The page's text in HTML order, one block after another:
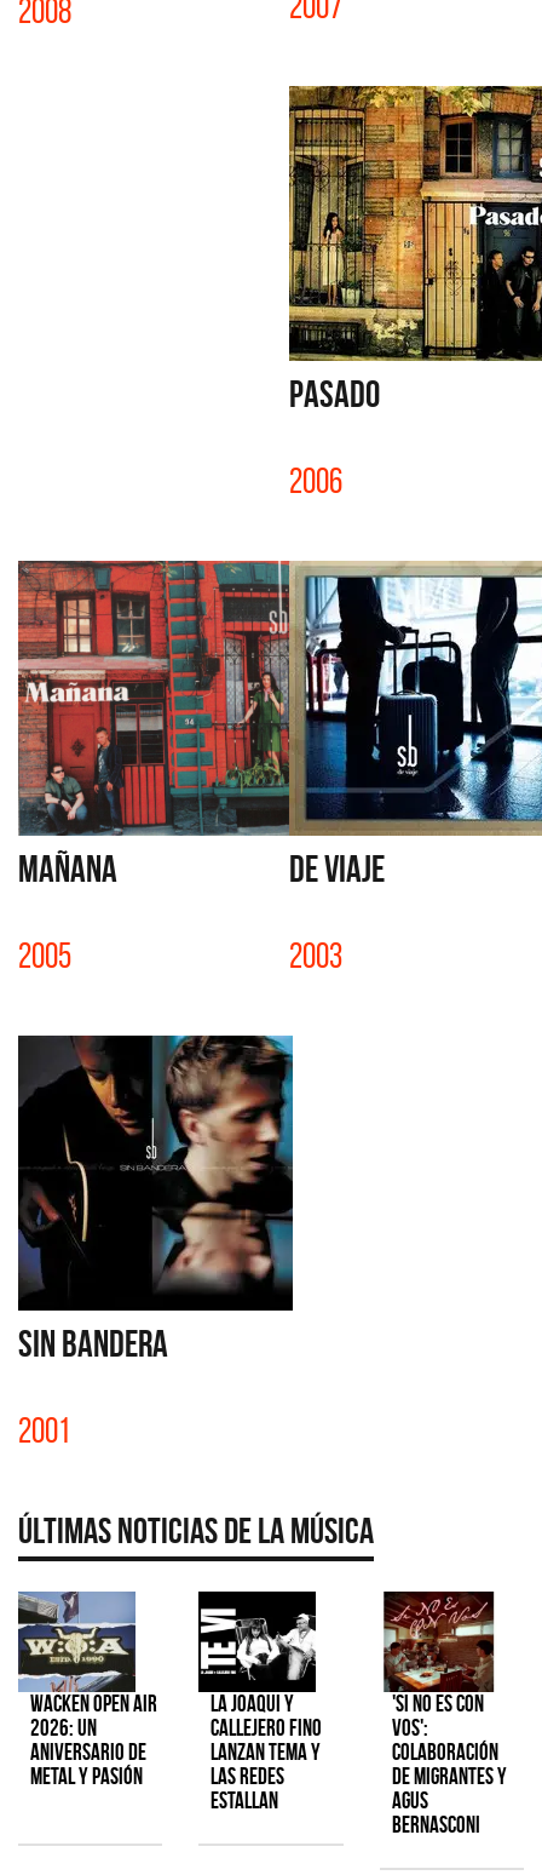
2008
PASADO
2006
MAÑANA
2005
DE VIAJE
2003
SIN BANDERA
2001
Últimas Noticias de la Música
Wacken Open Air
2026: Un
aniversario de
metal y pasión
La Joaqui y
Callejero Fino
lanzan tema y
las redes
estallan
'Si No Es Con
Vos':
colaboración
de Migrantes y
Agus
Bernasconi